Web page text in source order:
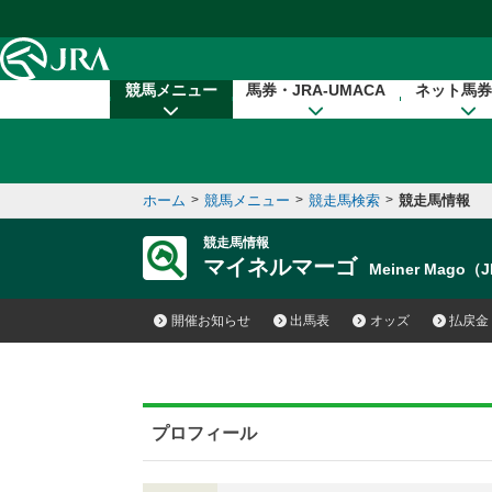
競馬メニュー 馬券・JRA-UMACA ネット馬
ホーム > 競馬メニュー > 競走馬検索 > 競走馬情報
競走馬情報
マイネルマーゴ Meiner Mago（
開催お知らせ 出馬表 オッズ 払戻金
プロフィール